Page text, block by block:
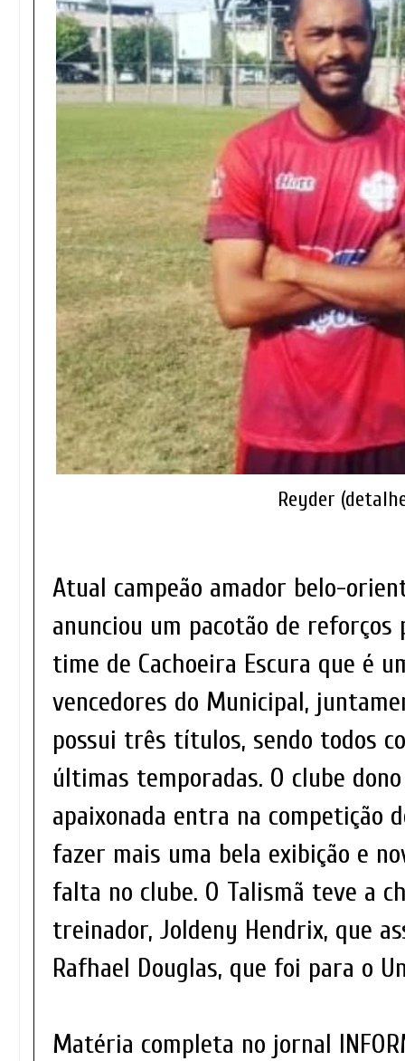
Reyder
Atual campeão amador belo-
anunciou um pacotão de reforços
time de Cachoeira Escura que é
vencedores do Municipal,
possui três títulos, sendo todos
últimas temporadas. O clube
apaixonada entra na competição
fazer mais uma bela exibição e
falta no clube. O Talismã teve a
treinador, Joldeny Hendrix, que
Rafhael Douglas, que foi para o
Matéria completa no jornal